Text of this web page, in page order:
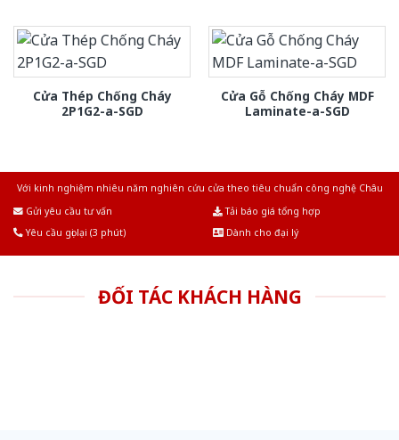
Cửa Thép Chống Cháy
2P1G2-a-SGD
Cửa Gỗ Chống Cháy MDF
Laminate-a-SGD
Với kinh nghiệm nhiêu năm nghiên cứu cửa theo tiêu chuẩn công nghệ Châu
Gửi yêu cầu tư vấn
Tải báo giá tổng hợp
Yêu cầu gọi lại (3 phút)
Dành cho đại lý
ĐỐI TÁC KHÁCH HÀNG